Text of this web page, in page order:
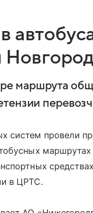
маршрута
систем провели
в ЦРТС.